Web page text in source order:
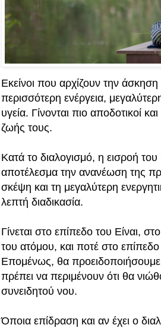
Εκείνοι που αρχίζουν την άσκηση
περισσότερη ενέργεια,
υγεία. Γίνονται πιο αποδοτικοί
ζωής τους.
Κατά το διαλογισμό, η εισροή
αποτέλεσμα την ανανέωση της
σκέψη και τη μεγαλύτερη
λεπτή διαδικασία.
Γίνεται στο επίπεδο του Είναι,
του ατόμου, και ποτέ στο
Επομένως, θα προειδοποιήσουμε
πρέπει να περιμένουν ότι θα
συνειδητού νου.
Όποια επίδραση και αν έχει ο